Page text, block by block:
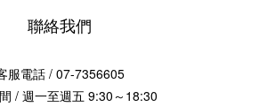
聯絡我們
服電話 / 07-7356605
/ 週一至週五 9:30～18:30